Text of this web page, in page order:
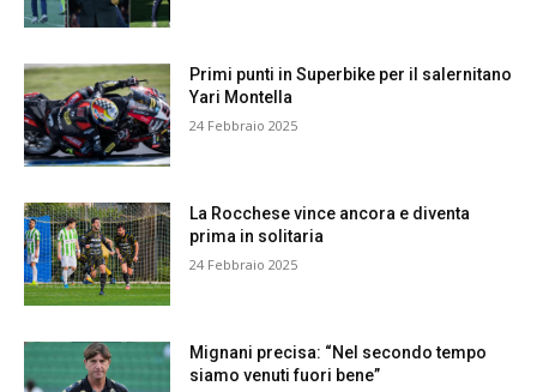
Primi punti in Superbike per il salernitano
Yari Montella
24 Febbraio 2025
La Rocchese vince ancora e diventa
prima in solitaria
24 Febbraio 2025
Mignani precisa: “Nel secondo tempo
siamo venuti fuori bene”